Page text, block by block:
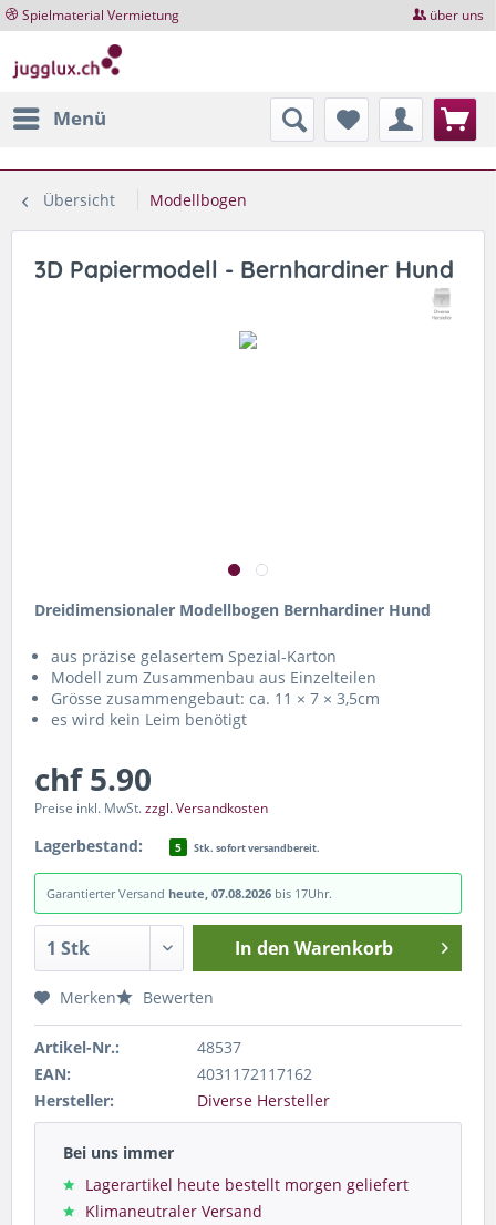
Spielmaterial Vermietung über uns
Menü
Übersicht Modellbogen
3D Papiermodell - Bernhardiner Hund
Dreidimensionaler Modellbogen Bernhardiner Hund
aus präzise gelasertem Spezial-Karton
Modell zum Zusammenbau aus Einzelteilen
Grösse zusammengebaut: ca. 11 × 7 × 3,5cm
es wird kein Leim benötigt
chf 5.90
Preise inkl. MwSt.zzgl. Versandkosten
Lagerbestand: 5 Stk. sofort versandbereit.
Garantierter Versand heute, 07.08.2026 bis 17Uhr.
In den Warenkorb
Merken Bewerten
Artikel-Nr.:
48537
EAN:
4031172117162
Hersteller:
Diverse Hersteller
Bei uns immer
Lagerartikel heute bestellt morgen geliefert
Klimaneutraler Versand